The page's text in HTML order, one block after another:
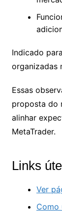
Indicado
organizadas
Essas
proposta do
alinhar
MetaTrader.
Links
Ver
Como